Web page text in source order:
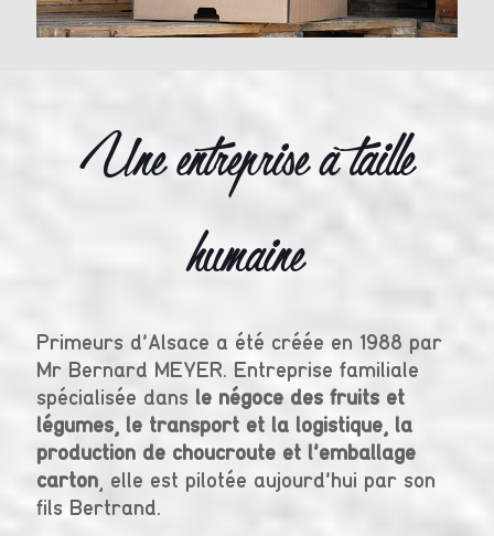
Une entreprise à taille
humaine
Primeurs d'Alsace a été créée en 1988 par
Mr Bernard MEYER. Entreprise familiale
spécialisée dans le négoce des fruits et
légumes, le transport et la logistique, la
production de choucroute et l’emballage
carton , elle est pilotée aujourd'hui par son
fils Bertrand.